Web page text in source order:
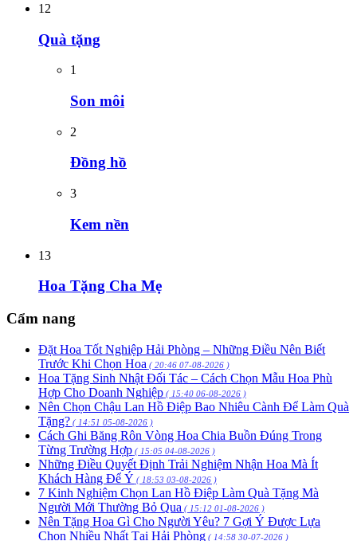
12
Quà tặng
1
Son môi
2
Đồng hồ
3
Kem nền
13
Hoa Tặng Cha Mẹ
Cẩm nang
Đặt Hoa Tốt Nghiệp Hải Phòng – Những Điều Nên Biết
Trước Khi Chọn Hoa ( 20:46 07-08-2026 )
Hoa Tặng Sinh Nhật Đối Tác – Cách Chọn Mẫu Hoa Phù
Hợp Cho Doanh Nghiệp ( 15:40 06-08-2026 )
Nên Chọn Chậu Lan Hồ Điệp Bao Nhiêu Cành Để Làm Quà
Tặng? ( 14:51 05-08-2026 )
Cách Ghi Băng Rôn Vòng Hoa Chia Buồn Đúng Trong
Từng Trường Hợp ( 15:05 04-08-2026 )
Những Điều Quyết Định Trải Nghiệm Nhận Hoa Mà Ít
Khách Hàng Để Ý ( 18:53 03-08-2026 )
7 Kinh Nghiệm Chọn Lan Hồ Điệp Làm Quà Tặng Mà
Người Mới Thường Bỏ Qua ( 15:12 01-08-2026 )
Nên Tặng Hoa Gì Cho Người Yêu? 7 Gợi Ý Được Lựa
Chọn Nhiều Nhất Tại Hải Phòng ( 14:58 30-07-2026 )